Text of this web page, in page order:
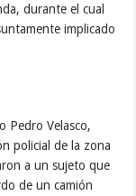
durante el cual
implicado
Pedro Velasco,
policial de la zona
a un sujeto que
de un camión